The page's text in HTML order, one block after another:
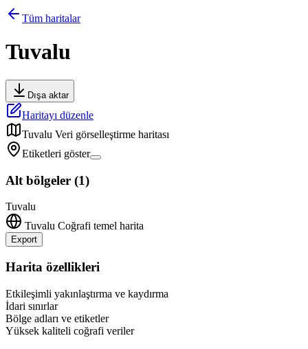
Tüm haritalar
Tuvalu
Dışa aktar
Haritayı düzenle
Tuvalu Veri görselleştirme haritası
Etiketleri göster
Alt bölgeler (1)
Tuvalu
Tuvalu Coğrafi temel harita
Export
+
−
Harita özellikleri
Etkileşimli yakınlaştırma ve kaydırma
İdari sınırlar
Bölge adları ve etiketler
Yüksek kaliteli coğrafi veriler